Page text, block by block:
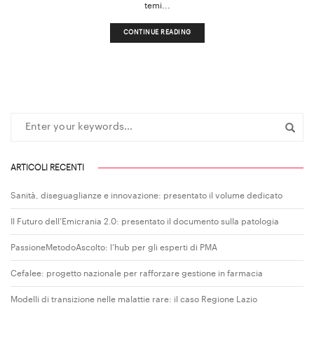
temi...
CONTINUE READING
ARTICOLI RECENTI
Sanità, diseguaglianze e innovazione: presentato il volume dedicato
Il Futuro dell’Emicrania 2.0: presentato il documento sulla patologia
PassioneMetodoAscolto: l’hub per gli esperti di PMA
Cefalee: progetto nazionale per rafforzare gestione in farmacia
Modelli di transizione nelle malattie rare: il caso Regione Lazio